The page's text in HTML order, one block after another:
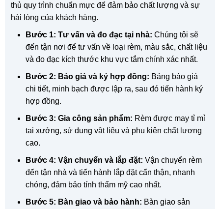
thủ quy trình chuẩn mực để đảm bảo chất lượng và sự
hài lòng của khách hàng.
Bước 1: Tư vấn và đo đạc tại nhà: Chúng tôi sẽ
đến tận nơi để tư vấn về loại rèm, màu sắc, chất liệu
và đo đạc kích thước khu vực tắm chính xác nhất.
Bước 2: Báo giá và ký hợp đồng: Bảng báo giá
chi tiết, minh bạch được lập ra, sau đó tiến hành ký
hợp đồng.
Bước 3: Gia công sản phẩm: Rèm được may tỉ mỉ
tại xưởng, sử dụng vật liệu và phụ kiện chất lượng
cao.
Bước 4: Vận chuyển và lắp đặt: Vận chuyển rèm
đến tận nhà và tiến hành lắp đặt cẩn thận, nhanh
chóng, đảm bảo tính thẩm mỹ cao nhất.
Bước 5: Bàn giao và bảo hành: Bàn giao sản